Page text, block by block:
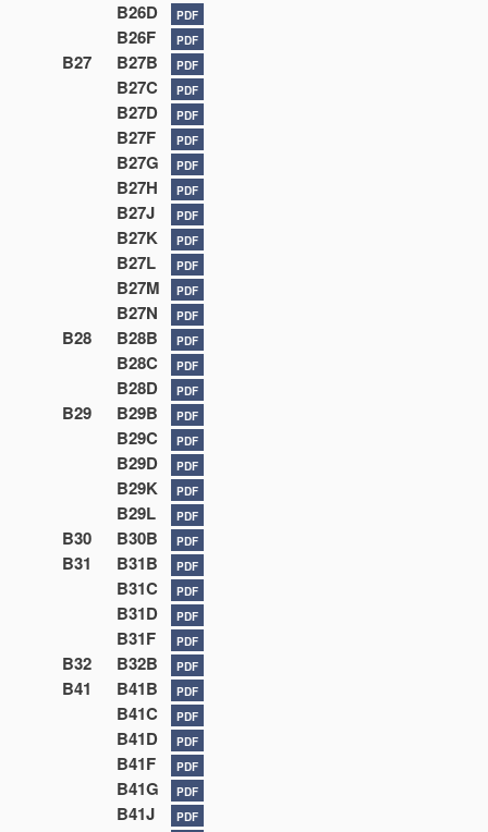
B26D PDF
B26F PDF
B27 B27B PDF
B27C PDF
B27D PDF
B27F PDF
B27G PDF
B27H PDF
B27J PDF
B27K PDF
B27L PDF
B27M PDF
B27N PDF
B28 B28B PDF
B28C PDF
B28D PDF
B29 B29B PDF
B29C PDF
B29D PDF
B29K PDF
B29L PDF
B30 B30B PDF
B31 B31B PDF
B31C PDF
B31D PDF
B31F PDF
B32 B32B PDF
B41 B41B PDF
B41C PDF
B41D PDF
B41F PDF
B41G PDF
B41J PDF